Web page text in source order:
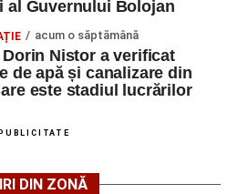
ne pe Google News
ani, transportată în stare gravă la
din Sebeș
al Guvernului Bolojan
acum o săptămână
Nistor a verificat
de apă și canalizare din
este stadiul lucrărilor
PUBLICITATE
DIN ZONĂ